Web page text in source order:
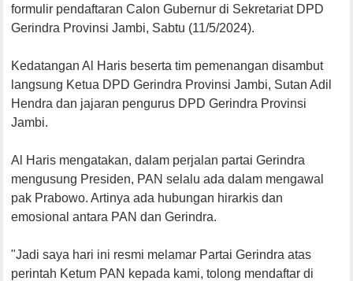
formulir pendaftaran Calon Gubernur di Sekretariat DPD
Gerindra Provinsi Jambi, Sabtu (11/5/2024).
Kedatangan Al Haris beserta tim pemenangan disambut
langsung Ketua DPD Gerindra Provinsi Jambi, Sutan Adil
Hendra dan jajaran pengurus DPD Gerindra Provinsi
Jambi.
Al Haris mengatakan, dalam perjalan partai Gerindra
mengusung Presiden, PAN selalu ada dalam mengawal
pak Prabowo. Artinya ada hubungan hirarkis dan
emosional antara PAN dan Gerindra.
"Jadi saya hari ini resmi melamar Partai Gerindra atas
perintah Ketum PAN kepada kami, tolong mendaftar di